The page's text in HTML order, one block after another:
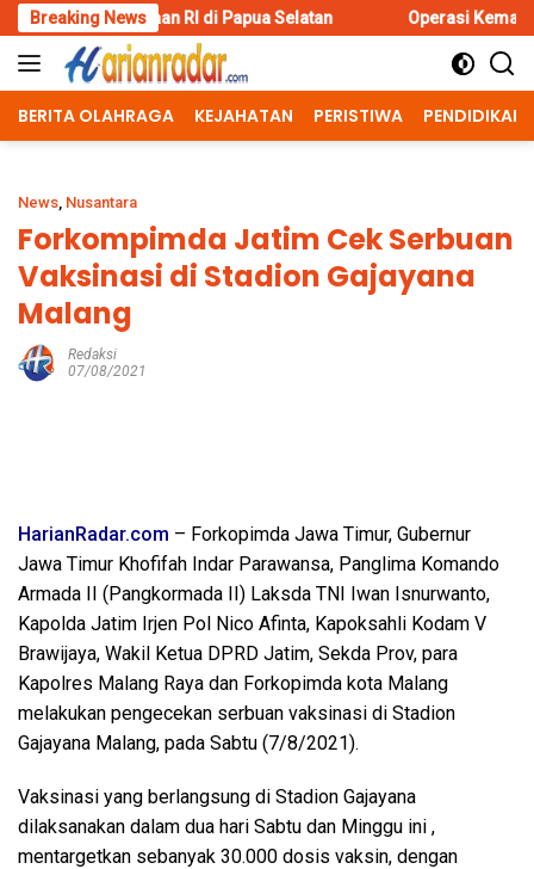
Skip
to
content
Breaking News
di Papua Selatan Operasi Kemanusiaan Polres
BERITA OLAHRAGA KEJAHATAN PERISTIWA PENDIDIKAN
News, Nusantara
Forkompimda Jatim Cek Serbuan
Vaksinasi di Stadion Gajayana
Malang
Redaksi
07/08/2021
HarianRadar.com – Forkopimda Jawa Timur, Gubernur
Jawa Timur Khofifah Indar Parawansa, Panglima Komando
Armada II (Pangkormada II) Laksda TNI Iwan Isnurwanto,
Kapolda Jatim Irjen Pol Nico Afinta, Kapoksahli Kodam V
Brawijaya, Wakil Ketua DPRD Jatim, Sekda Prov, para
Kapolres Malang Raya dan Forkopimda kota Malang
melakukan pengecekan serbuan vaksinasi di Stadion
Gajayana Malang, pada Sabtu (7/8/2021).
Vaksinasi yang berlangsung di Stadion Gajayana
dilaksanakan dalam dua hari Sabtu dan Minggu ini ,
mentargetkan sebanyak 30.000 dosis vaksin, dengan